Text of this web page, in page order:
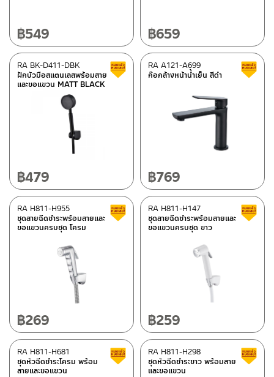
Floor Drainers
Valve(56)
Mirrors (3)
Bathrooms accessories
Rain Shower/Showerpipe
P-traps/Bottle traps
basin waste/bathtub waste
wall Concealed Valve
Mirror furniture set
Material
สแตนเลส เกรด 304
metal(1)
Please look up from the details section
PVC(7)
Coated ceramic
(84)
Ply wood/Melamine veneer
(37)
฿549 ฿659
ฝักบัวมือสแตนเลสพร้อมสาย
และขอแขวน MATT BLACK
RA BK-D411-DBK Clearance sale
฿479
ก๊อกล้างหน้าน้ำเย็น สีดำ
RA A121-A699
฿769
ชุดสายฉีดชำระพร้อมสายและ
ขอแขวนครบชุด โครม
RA H811-H955 Clearance sale
฿269
ชุดสายฉีดชำระพร้อมสายและ
ขอแขวนครบชุด ขาว
RA H811-H147
฿259
ชุดหัวฉีดชำระโครม พร้อม
สายและขอแขวน
RA H811-H681 Clearance sale
ชุดหัวฉีดชำระขาว พร้อมสาย
และขอแขวน
RA H811-H298